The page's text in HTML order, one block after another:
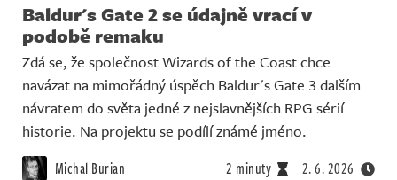
Baldur's Gate 2 se údajně vrací v
podobě remaku
Zdá se, že společnost Wizards of the Coast chce
navázat na mimořádný úspěch Baldur's Gate 3 dalším
návratem do světa jedné z nejslavnějších RPG sérií
historie. Na projektu se podílí známé jméno.
Michal Burian 2 minuty 2. 6. 2026